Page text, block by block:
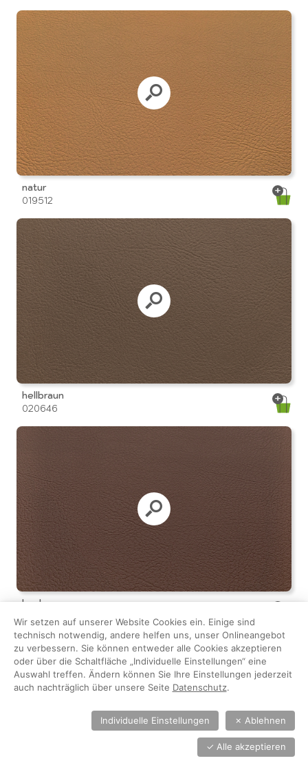
natur
019512
hellbraun
020646
buche
008719
Wir setzen auf unserer Website Cookies ein. Einige sind
technisch notwendig, andere helfen uns, unser Onlineangebot
zu verbessern. Sie können entweder alle Cookies akzeptieren
oder über die Schaltfläche „Individuelle Einstellungen“ eine
Auswahl treffen. Ändern können Sie Ihre Einstellungen jederzeit
auch nachträglich über unsere Seite Datenschutz.
✓ Alle akzeptieren
Individuelle Einstellungen ✗ Ablehnen